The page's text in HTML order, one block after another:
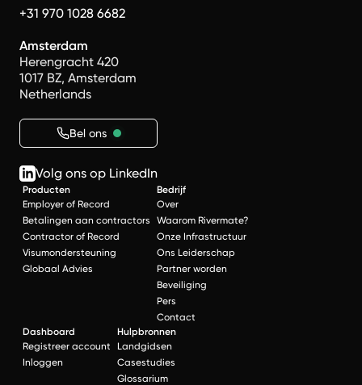
+31 970 1028 6682
Amsterdam
Herengracht 420
1017 BZ, Amsterdam
Netherlands
Bel ons
Volg ons op LinkedIn
Producten
Employer of Record
Betalingen aan contractors
Contractor of Record
Visumondersteuning
Globaal Advies
Bedrijf
Over
Waarom Rivermate?
Onze Infrastructuur
Ons Leiderschap
Partner worden
Beveiliging
Pers
Contact
Dashboard
Registreer account
Inloggen
Hulpbronnen
Landgidsen
Casestudies
Glossarium